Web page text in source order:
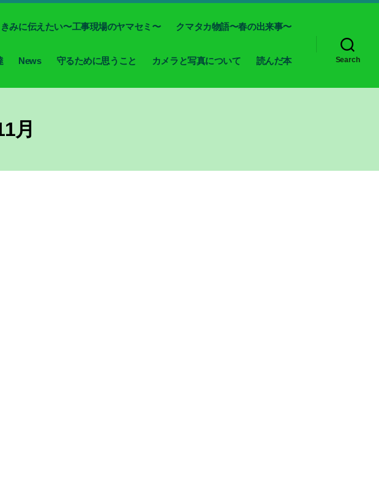
きみに伝えたい〜工事現場のヤマセミ〜 クマタカ物語〜春の出来事〜
News 守るために思うこと カメラと写真について 読んだ本 Search
月